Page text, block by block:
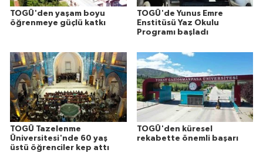
TOGÜ'den yaşam boyu
öğrenmeye güçlü katkı
TOGÜ'de Yunus Emre
Enstitüsü Yaz Okulu
Programı başladı
TOGÜ Tazelenme
Üniversitesi'nde 60 yaş
üstü öğrenciler kep attı
TOGÜ'den küresel
rekabette önemli başarı